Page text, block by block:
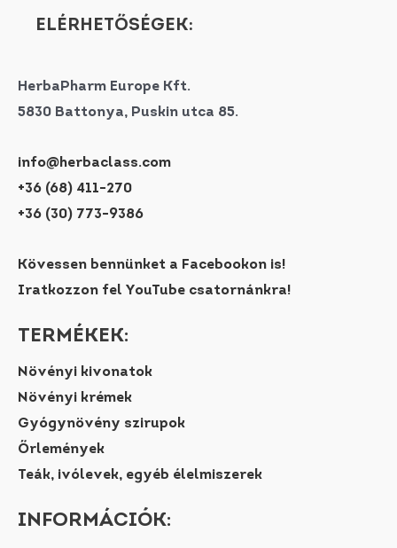
ELÉRHETŐSÉGEK:
HerbaPharm Europe Kft.
5830 Battonya, Puskin utca 85.
info@herbaclass.com
+36 (68) 411-270
+36 (30) 773-9386
Kövessen bennünket a Facebookon is!
Iratkozzon fel YouTube csatornánkra!
TERMÉKEK:
Növényi kivonatok
Növényi krémek
Gyógynövény szirupok
Őrlemények
Teák, ivólevek, egyéb élelmiszerek
INFORMÁCIÓK: